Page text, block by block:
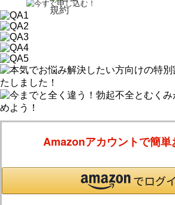
Amazonアカウントで簡単